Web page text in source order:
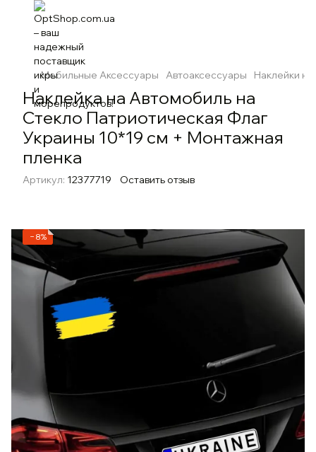
Мобильные Аксессуары Автоаксессуары Наклейки
Наклейка на Автомобиль на
Стекло Патриотическая Флаг
Украины 10*19 см + Монтажная
пленка
Артикул: 12377719 Оставить отзыв
−8%